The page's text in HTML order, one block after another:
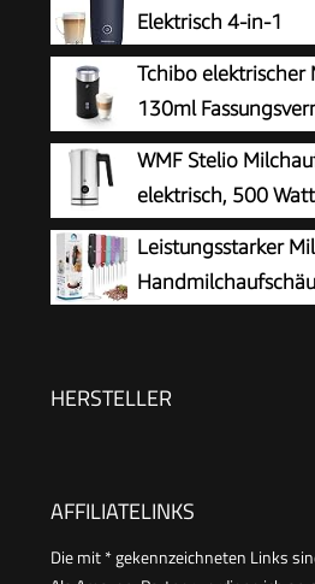
Elektrisch 4-in-1
Tchibo elektrischer
130ml
rostfreiem
Antihaftbeschichtung,
Milchschaum, für Latte
und Kakao (Schwarz)
WMF Stelio
elektrisch, 500
Milchschaum heiss und kalt,
cromargan matt/silber
Leistungsstarker
Schokolade, mit Ständer,
HERSTELLER
AFFILIATELINKS
Die mit * gekennzeichneten Links